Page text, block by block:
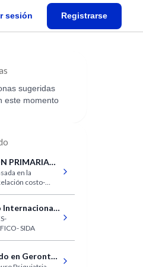
sesión Registrarse
sugeridas
este momento
PRIMARIA
en la
costo-
Internacional
y
SIDA
en Geronto